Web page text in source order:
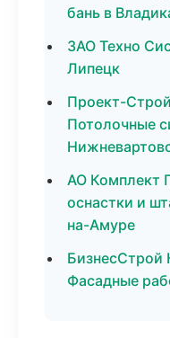
бань в
ЗАО Техно
Липецк
Проект-
Потолочные
АО Комплект
оснастки и
на-Амуре
БизнесСтрой
Фасадные